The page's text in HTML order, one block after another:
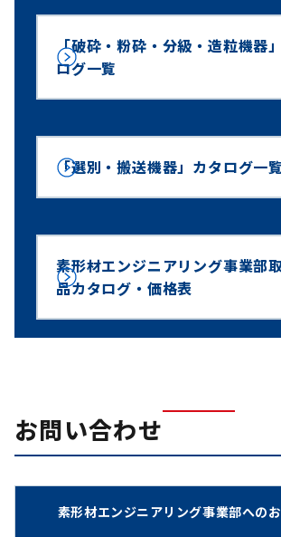
「破砕・粉砕・分級・造粒機器
ログ一覧
「選別・搬送機器」カタログ一覧
素形材エンジニアリング事業部
品カタログ・価格表
お問い合わせ
素形材エンジニアリング事業部への